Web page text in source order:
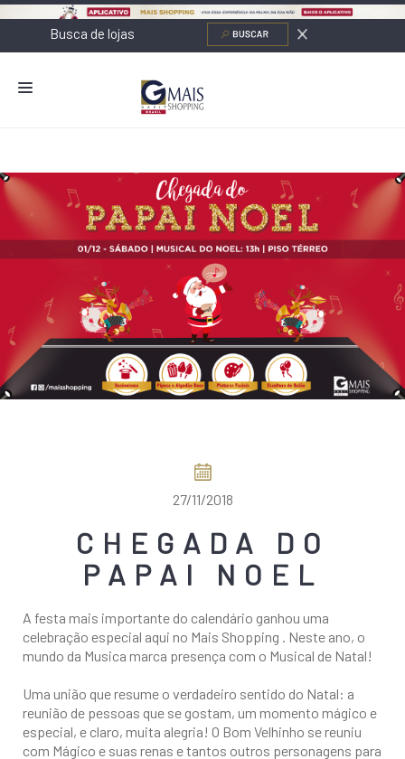
LOJAS
ALIMENTAÇÃO
NOVOS NEGÓCIOS
O SHOPPING
SERVIÇOS
SHOPPINGS DA GAZIT
27/11/2018
CHEGADA DO
PAPAI NOEL
A festa mais importante do calendário ganhou uma
celebração especial aqui no Mais Shopping . Neste ano, o
mundo da Musica marca presença com o Musical de Natal!
Uma união que resume o verdadeiro sentido do Natal: a
reunião de pessoas que se gostam, um momento mágico e
especial, e claro, muita alegria! O Bom Velhinho se reuniu
com Mágico e suas renas e tantos outros personagens para